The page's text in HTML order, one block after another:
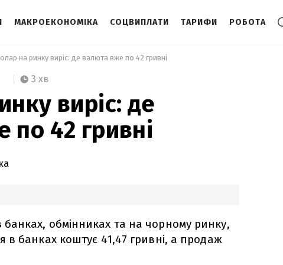
МАКРОЕКОНОМІКА СОЦВИПЛАТИ ТАРИФИ РОБОТА
на ринку виріс: де валюта вже по 42 гривні
3 хв
виріс: де
42 гривні
банках, обмінниках та на чорному ринку,
в банках коштує 41,47 гривні, а продаж